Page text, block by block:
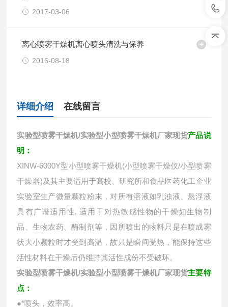
2017-03-06
离心喷雾干燥机离心喷头清洗与保养
2016-08-18
详细介绍 在线留言
实验型喷雾干燥机/实验型小型喷雾干燥机厂家现货产品说
明：
XINW-6000Y型小型喷雾干燥机(小型喷雾干燥仪/小型喷雾
干燥器)及其主要适用于高校、研究所和食品医药化工企业
实验室生产微量颗粒粉末，对所有溶液如乳浊液、悬浮液
具有广谱适用性, 适用于对热敏感性物的干燥如生物制
品、生物农药、酶制剂等，因所喷出的物料只是在喷成雾
状大小颗粒时才受到高温，故只是瞬间受热，能保持这些
活性材料在干燥后仍维持其活性成份不受破坏。
实验型喷雾干燥机/实验型小型喷雾干燥机厂家现货主要特
点：
●*喷头，效率高。